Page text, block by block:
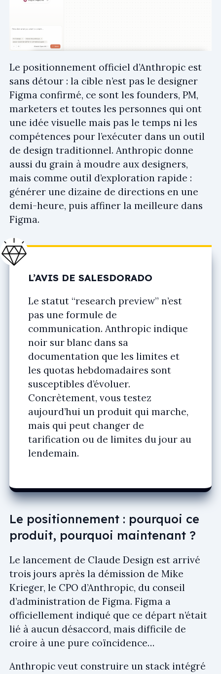
Le positionnement officiel d’Anthropic est
sans détour : la cible n’est pas le designer
Figma confirmé, ce sont les founders, PM,
marketers et toutes les personnes qui ont
une idée visuelle mais pas le temps ni les
compétences pour l’exécuter dans un outil
de design traditionnel. Anthropic donne
aussi du grain à moudre aux designers,
mais comme outil d’exploration rapide :
générer une dizaine de directions en une
demi-heure, puis affiner la meilleure dans
Figma.
L’AVIS DE SALESDORADO
Le statut “research preview” n’est
pas une formule de
communication. Anthropic indique
noir sur blanc dans sa
documentation que les limites et
les quotas hebdomadaires sont
susceptibles d’évoluer.
Concrètement, vous testez
aujourd’hui un produit qui marche,
mais qui peut changer de
tarification ou de limites du jour au
lendemain.
Le positionnement : pourquoi ce
produit, pourquoi maintenant ?
Le lancement de Claude Design est arrivé
trois jours après la démission de Mike
Krieger, le CPO d’Anthropic, du conseil
d’administration de Figma. Figma a
officiellement indiqué que ce départ n’était
lié à aucun désaccord, mais difficile de
croire à une pure coïncidence…
Anthropic veut construire un stack intégré